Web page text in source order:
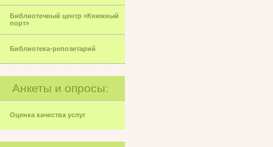
Библиотечный центр «Книжный
порт»
Библиотека-репозитарий
Анкеты и опросы:
Оценка качества услуг